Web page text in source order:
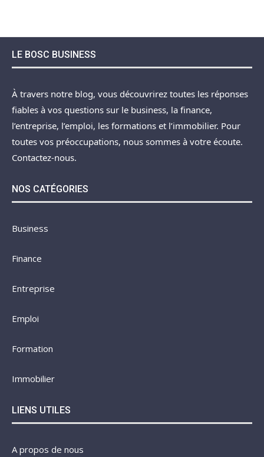
LE BOSC BUSINESS
À travers notre blog, vous découvrirez toutes les réponses
fiables à vos questions sur le business, la finance,
l’entreprise, l’emploi, les formations et l’immobilier. Pour
toutes vos préoccupations, nous sommes à votre écoute.
Contactez-nous.
NOS CATÉGORIES
Business
Finance
Entreprise
Emploi
Formation
Immobilier
LIENS UTILES
A propos de nous